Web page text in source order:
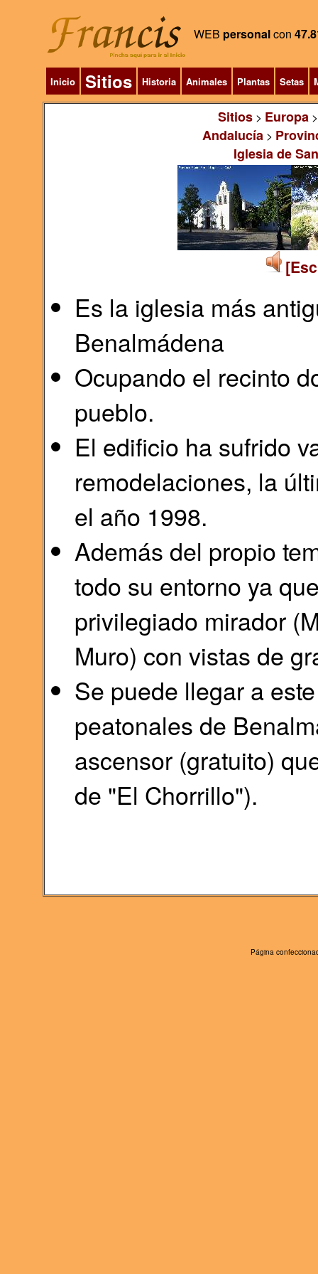
WEB personalcon
Inicio Sitios Historia Animales Plantas Setas
Sitios> Europa
Andalucía >
Iglesia de
Es la iglesia más
Benalmádena
Ocupando el recinto
pueblo.
El edificio ha sufrido
remodelaciones, la
el año 1998.
Además del propio
todo su entorno ya
privilegiado mirador
Muro) con vistas de
Se puede llegar a
peatonales de
ascensor (gratuito)
de "El Chorrillo").
Página